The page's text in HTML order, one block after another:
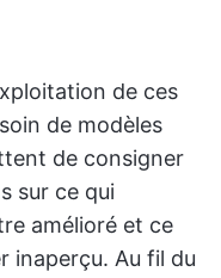
de ces
de modèles
de consigner
sur ce qui
amélioré et ce
inaperçu. Au fil du